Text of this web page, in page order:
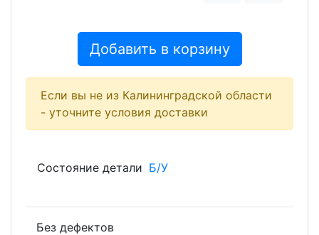
Добавить в корзину
Если вы не из Калининградской области
- уточните условия доставки
Состояние детали Б/У
Без дефектов